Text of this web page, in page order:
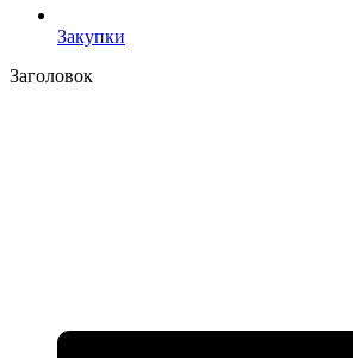
Закупки
Заголовок